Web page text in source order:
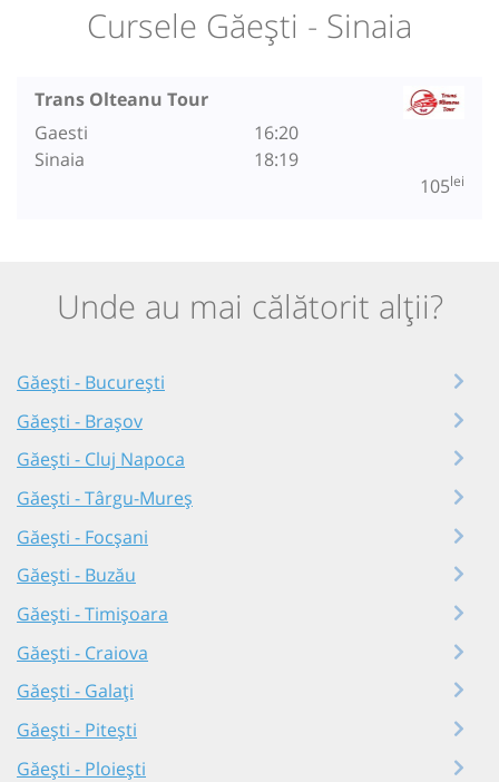
Cursele Găești - Sinaia
Trans Olteanu Tour
Gaesti
Sinaia
16:20
18:19
105lei
Unde au mai călătorit alții?
Găești - București
Găești - Brașov
Găești - Cluj Napoca
Găești - Târgu-Mureș
Găești - Focșani
Găești - Buzău
Găești - Timișoara
Găești - Craiova
Găești - Galați
Găești - Pitești
Găești - Ploiești